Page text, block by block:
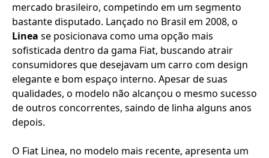
mercado brasileiro, competindo em um segmento
bastante disputado. Lançado no Brasil em 2008, o
Linea se posicionava como uma opção mais
sofisticada dentro da gama Fiat, buscando atrair
consumidores que desejavam um carro com design
elegante e bom espaço interno. Apesar de suas
qualidades, o modelo não alcançou o mesmo sucesso
de outros concorrentes, saindo de linha alguns anos
depois.
O Fiat Linea, no modelo mais recente, apresenta um